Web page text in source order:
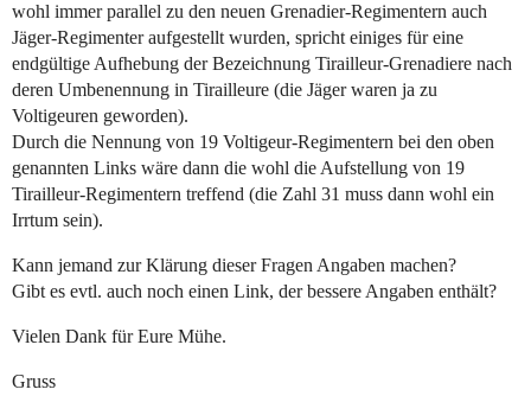
wohl immer parallel zu den neuen Grenadier-Regimentern auch
Jäger-Regimenter aufgestellt wurden, spricht einiges für eine
endgültige Aufhebung der Bezeichnung Tirailleur-Grenadiere nach
deren Umbenennung in Tirailleure (die Jäger waren ja zu
Voltigeuren geworden).
Durch die Nennung von 19 Voltigeur-Regimentern bei den oben
genannten Links wäre dann die wohl die Aufstellung von 19
Tirailleur-Regimentern treffend (die Zahl 31 muss dann wohl ein
Irrtum sein).
Kann jemand zur Klärung dieser Fragen Angaben machen?
Gibt es evtl. auch noch einen Link, der bessere Angaben enthält?
Vielen Dank für Eure Mühe.
Gruss